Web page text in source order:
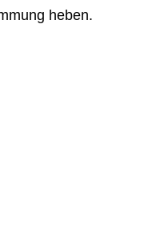
heben.